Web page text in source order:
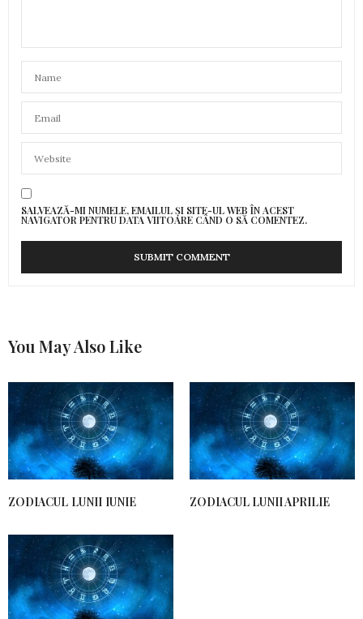
SALVEAZĂ-MI NUMELE, EMAILUL ȘI SITE-UL WEB ÎN ACEST
NAVIGATOR PENTRU DATA VIITOARE CÂND O SĂ COMENTEZ.
You May Also Like
ZODIACUL LUNII IUNIE ZODIACUL LUNII APRILIE